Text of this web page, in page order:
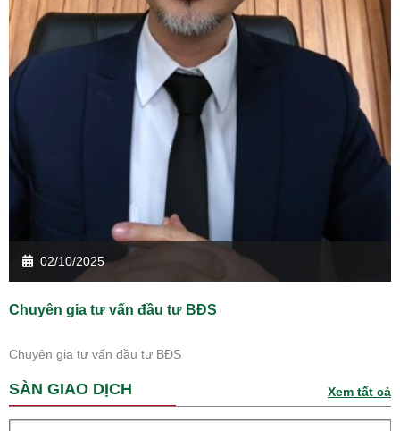
02/10/2025
Chuyên gia tư vấn đầu tư BĐS
Chuyên gia tư vấn đầu tư BĐS
SÀN GIAO DỊCH Xem tất cả